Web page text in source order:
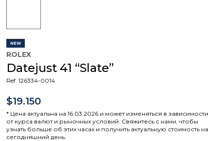
NEW
ROLEX
Datejust 41 “Slate”
Ref. 126334-0014
$19.150
* Цена актуальна на 16.03.2026 и может изменяться в зависимости
от курса валют и рыночных условий. Свяжитесь с нами, чтобы
узнать больше об этих часах и получить актуальную стоимость на
сегодняшний день.